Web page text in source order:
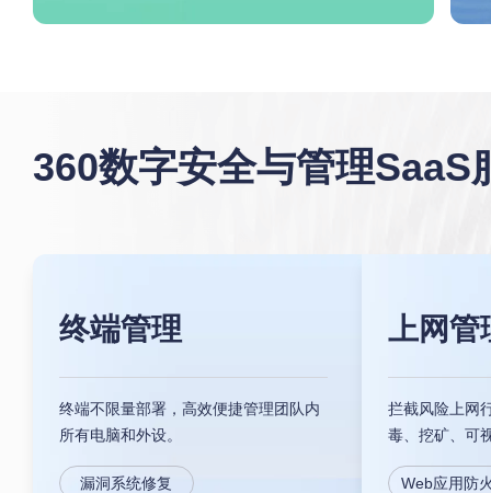
360数字安全与管理SaaS
终端管理
终端不限量部署，高效便捷管理团队内
所有电脑和外设。
漏洞系统修复
上网管
拦截风险上网
毒、挖矿、可
Web应用防